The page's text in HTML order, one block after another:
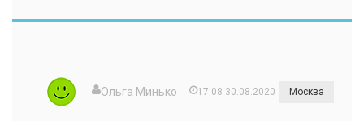
Ольга Минько 17:08 30.08.2020 Москва